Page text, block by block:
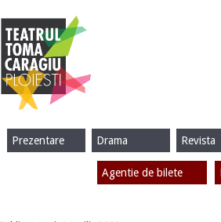
Revista
Drama
Prezentare
Agentie de bilete